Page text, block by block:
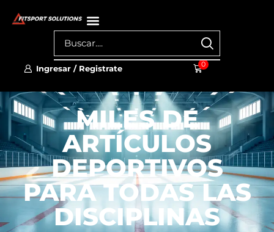
Ingresar / Registrate 0
MILES DE
ARTÍCULOS
DEPORTIVOS
PARA TODAS LAS
DISCIPLINAS